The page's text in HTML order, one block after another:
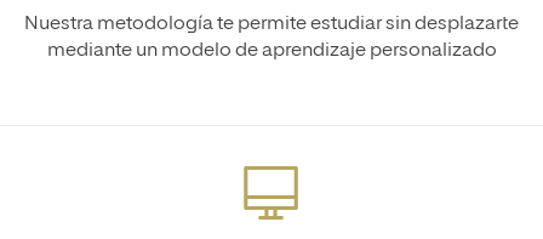
Nuestra metodología te permite estudiar sin desplazarte
mediante un modelo de aprendizaje personalizado